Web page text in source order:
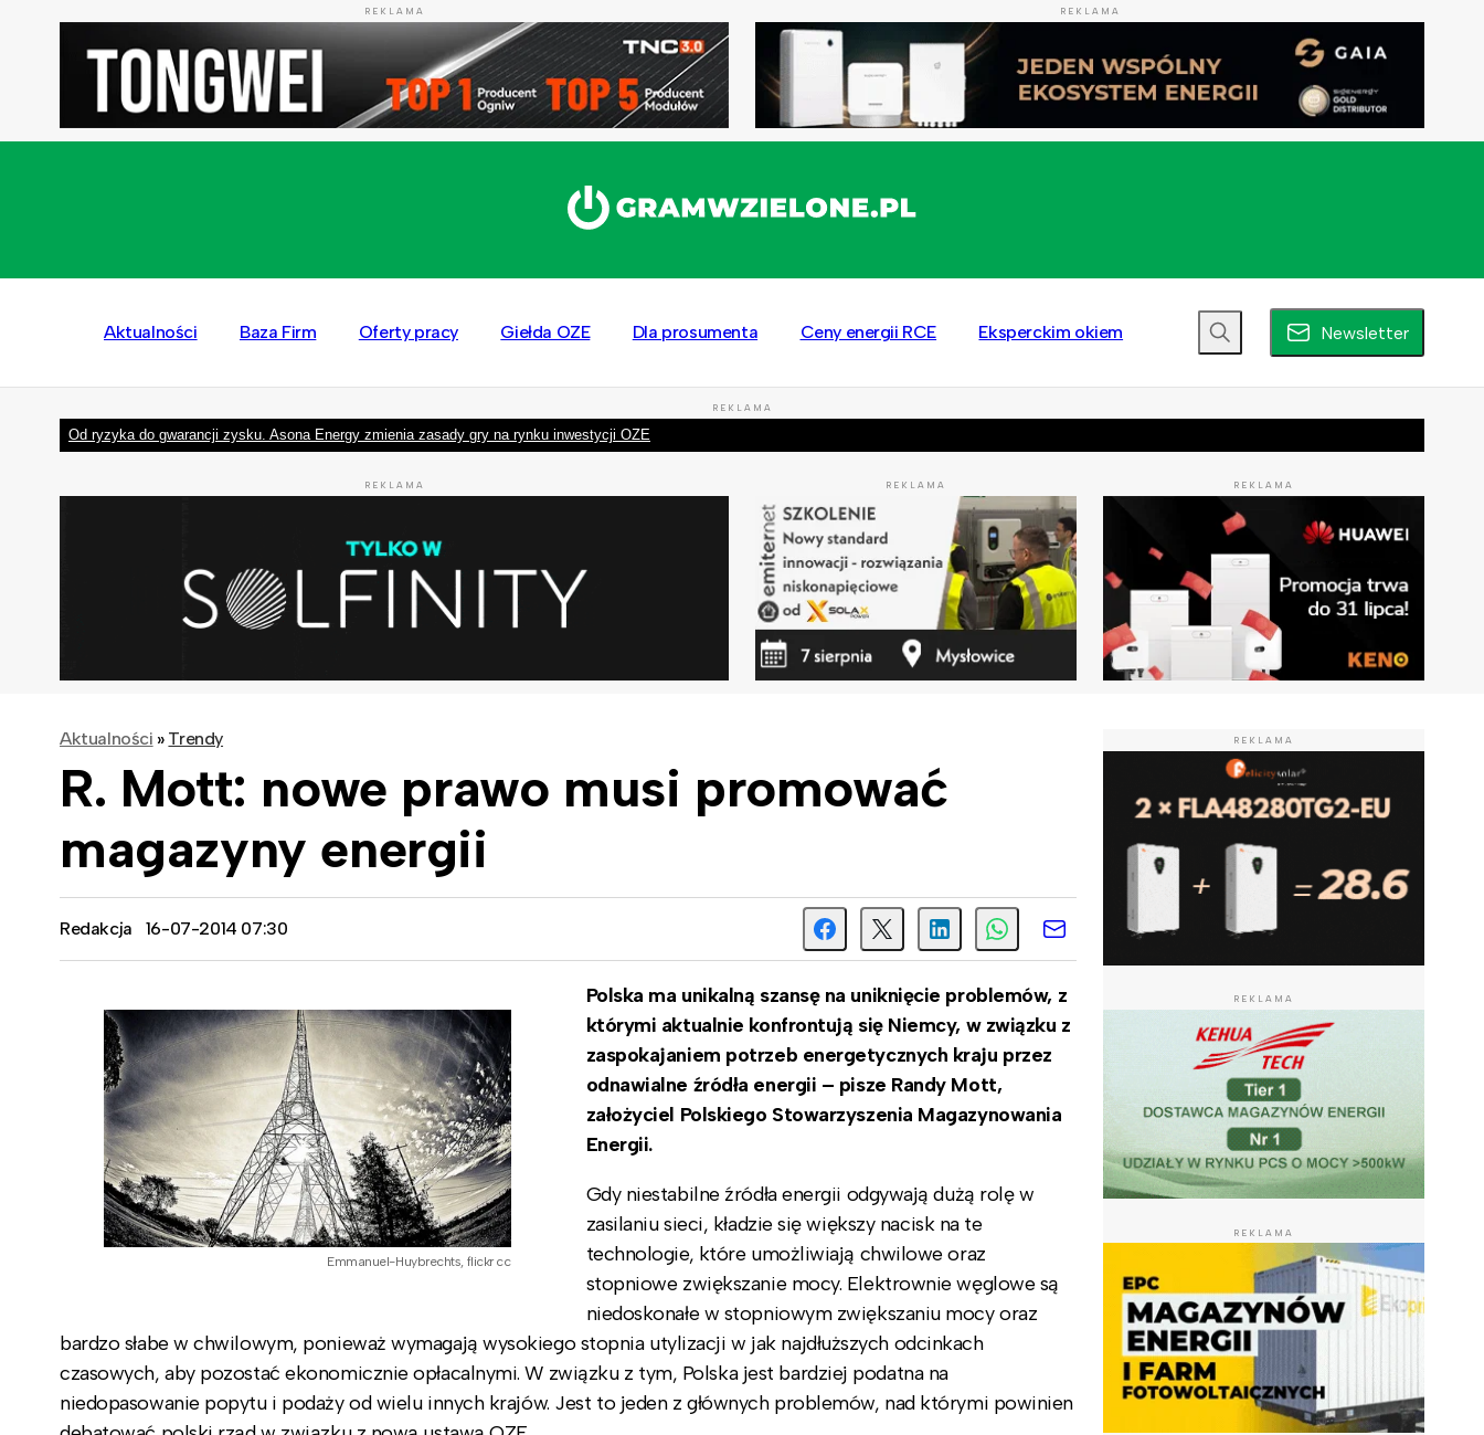
REKLAMA REKLAMA
Aktualności Baza Firm Oferty pracy Giełda OZE Dla prosumenta Ceny energii RCE Eksperckim okiem Newsletter
REKLAMA
Od ryzyka do gwarancji zysku. Asona Energy zmienia zasady gry na rynku inwestycji OZE
REKLAMA REKLAMA REKLAMA
Aktualności » Trendy
R. Mott: nowe prawo musi promować
magazyny energii
Redakcja 16-07-2014 07:30
Emmanuel-Huybrechts, flickr cc
Polska ma unikalną szansę na uniknięcie problemów, z
którymi aktualnie konfrontują się Niemcy, w związku z
zaspokajaniem potrzeb energetycznych kraju przez
odnawialne źródła energii – pisze Randy Mott,
założyciel Polskiego Stowarzyszenia Magazynowania
Energii.
Gdy niestabilne źródła energii odgywają dużą rolę w
zasilaniu sieci, kładzie się większy nacisk na te
technologie, które umożliwiają chwilowe oraz
stopniowe zwiększanie mocy. Elektrownie węglowe są
niedoskonałe w stopniowym zwiększaniu mocy oraz
bardzo słabe w chwilowym, ponieważ wymagają wysokiego stopnia utylizacji w jak najdłuższych odcinkach
czasowych, aby pozostać ekonomicznie opłacalnymi. W związku z tym, Polska jest bardziej podatna na
niedopasowanie popytu i podaży od wielu innych krajów. Jest to jeden z głównych problemów, nad którymi powinien
REKLAMA
REKLAMA
REKLAMA